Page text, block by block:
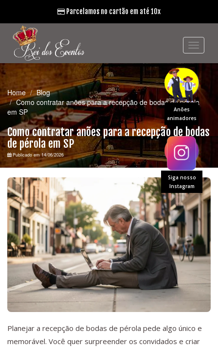
Anões
animadores
Siga nosso
Instagram
Parcelamos no cartão em até 10x
Home
Blog
Como contratar anões para a recepção de bodas de pérola
em SP
Como contratar anões para a recepção de bodas
de pérola em SP
Publicado em 14/06/2026
Planejar a recepção de bodas de pérola pede algo único e
memorável. Você quer surpreender os convidados e criar